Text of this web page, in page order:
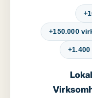
+150.000